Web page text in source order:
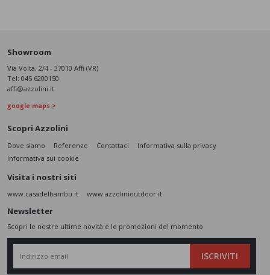
Showroom
Via Volta, 2/4 - 37010 Affi (VR)
Tel: 045 6200150
affi@azzolini.it
google maps >
Scopri Azzolini
Dove siamo Referenze Contattaci
Informativa sulla privacy
Informativa sui cookie
Visita i nostri siti
www.casadelbambu.it www.azzolinioutdoor.it
Newsletter
Scopri le nostre ultime novità e le promozioni del momento
ISCRIVITI